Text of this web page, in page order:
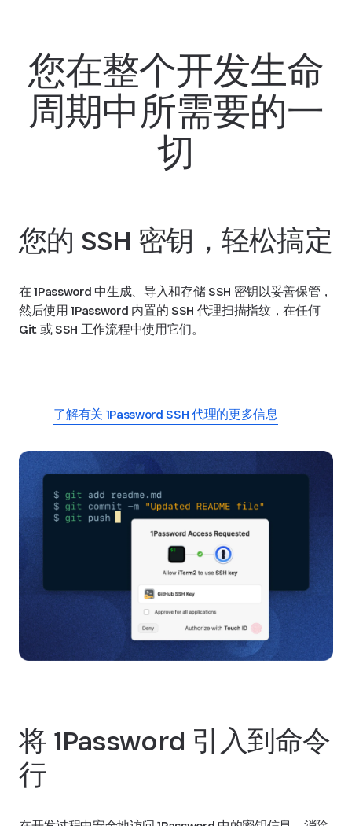
您在整个开发生命
周期中所需要的一
切
您的 SSH 密钥，轻松搞定
在 1Password 中生成、导入和存储 SSH 密钥以妥善保管，
然后使用 1Password 内置的 SSH 代理扫描指纹，在任何
Git 或 SSH 工作流程中使用它们。
了解有关 1Password SSH 代理的更多信息
将 1Password 引入到命令
行